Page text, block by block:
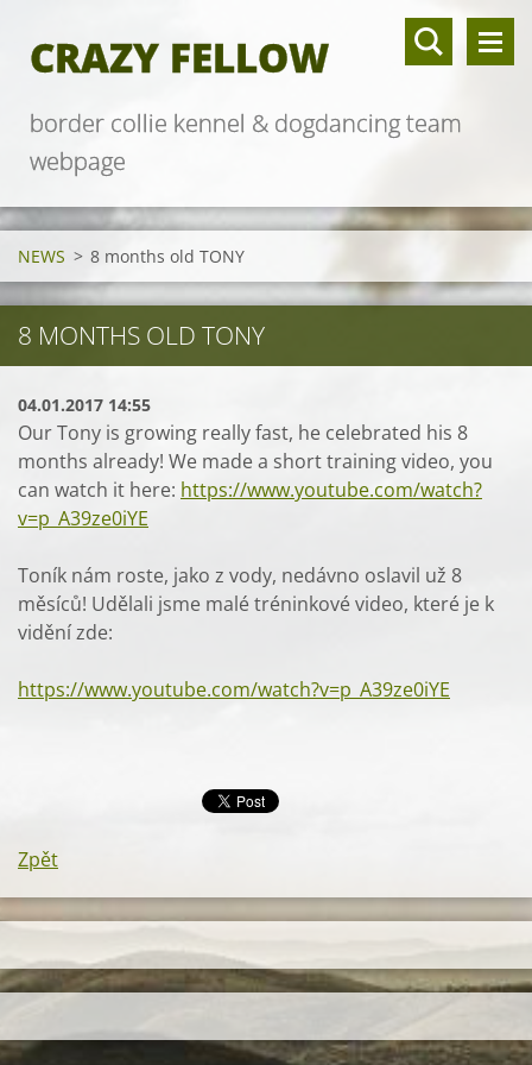
CRAZY FELLOW
border collie kennel & dogdancing team
webpage
NEWS > 8 months old TONY
8 MONTHS OLD TONY
04.01.2017 14:55
Our Tony is growing really fast, he celebrated his 8
months already! We made a short training video, you
can watch it here: https://www.youtube.com/watch?
v=p_A39ze0iYE
Toník nám roste, jako z vody, nedávno oslavil už 8
měsíců! Udělali jsme malé tréninkové video, které je k
vidění zde:
https://www.youtube.com/watch?v=p_A39ze0iYE
Zpět